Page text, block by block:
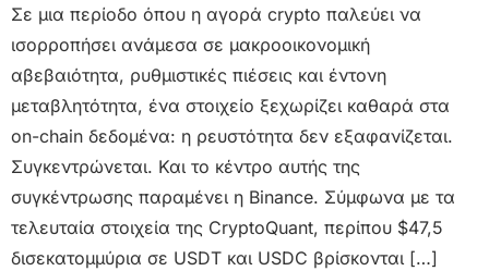
Σε μια περίοδο όπου η αγορά crypto παλεύει να
ισορροπήσει ανάμεσα σε μακροοικονομική
αβεβαιότητα, ρυθμιστικές πιέσεις και έντονη
μεταβλητότητα, ένα στοιχείο ξεχωρίζει καθαρά στα
on-chain δεδομένα: η ρευστότητα δεν εξαφανίζεται.
Συγκεντρώνεται. Και το κέντρο αυτής της
συγκέντρωσης παραμένει η Binance. Σύμφωνα με τα
τελευταία στοιχεία της CryptoQuant, περίπου $47,5
δισεκατομμύρια σε USDT και USDC βρίσκονται […]